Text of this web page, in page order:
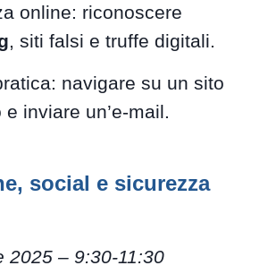
online: riconoscere
, siti falsi e truffe digitali.
navigare su un sito
inviare un’e-mail.
social e sicurezza
2025 – 9:30-11:30